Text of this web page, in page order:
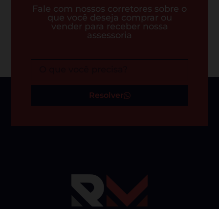
Fale com nossos corretores sobre o
que você deseja comprar ou
vender para receber nossa
assessoria
Resolver